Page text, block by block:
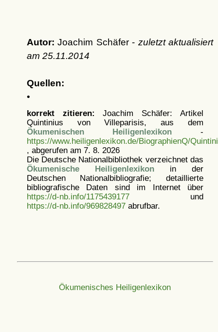
Autor: Joachim Schäfer - zuletzt aktualisiert
am 25.11.2014
Quellen:
•
korrekt zitieren: Joachim Schäfer: Artikel
Quintinius von Villeparisis, aus dem
Ökumenischen Heiligenlexikon -
https://www.heiligenlexikon.de/BiographienQ/
, abgerufen am 7. 8. 2026
Die Deutsche Nationalbibliothek verzeichnet das
Ökumenische Heiligenlexikonin der
Deutschen Nationalbibliografie; detaillierte
bibliografische Daten sind im Internet über
https://d-nb.info/1175439177und
https://d-nb.info/969828497abrufbar.
Ökumenisches Heiligenlexikon